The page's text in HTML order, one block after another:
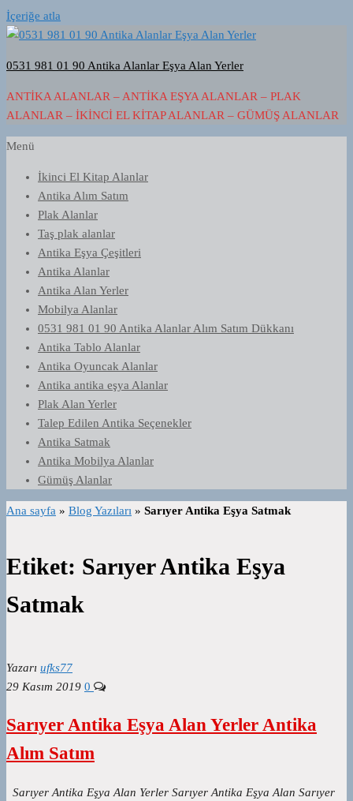
İçeriğe atla
0531 981 01 90 Antika Alanlar Eşya Alan Yerler
ANTIKA ALANLAR – ANTIKA EŞYA ALANLAR – PLAK
ALANLAR – İKINCI EL KITAP ALANLAR – GÜMÜŞ ALANLAR
Menü
İkinci El Kitap Alanlar
Antika Alım Satım
Plak Alanlar
Taş plak alanlar
Antika Eşya Çeşitleri
Antika Alanlar
Antika Alan Yerler
Mobilya Alanlar
0531 981 01 90 Antika Alanlar Alım Satım Dükkanı
Antika Tablo Alanlar
Antika Oyuncak Alanlar
Antika antika eşya Alanlar
Plak Alan Yerler
Talep Edilen Antika Seçenekler
Antika Satmak
Antika Mobilya Alanlar
Gümüş Alanlar
Ana sayfa » Blog Yazıları » Sarıyer Antika Eşya Satmak
Etiket: Sarıyer Antika Eşya
Satmak
Yazarı ufks77
29 Kasım 2019 0
Sarıyer Antika Eşya Alan Yerler Antika
Alım Satım
Sarıyer Antika Eşya Alan Yerler Sarıyer Antika Eşya Alan Sarıyer